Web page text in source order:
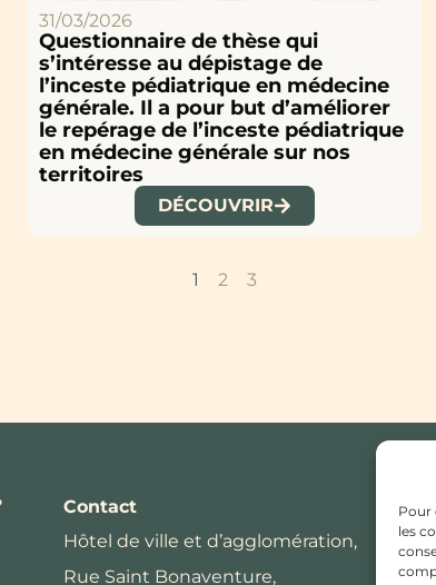
Pour
les
31/03/2026
Questionnaire de thèse qui
s’intéresse au dépistage de
l’inceste pédiatrique en médecine
générale. Il a pour but d’améliorer
le repérage de l’inceste pédiatrique
en médecine générale sur nos
territoires
DÉCOUVRIR
1 2 3
Contact
Hôtel de ville et d’agglomération,
Rue Saint Bonaventure,